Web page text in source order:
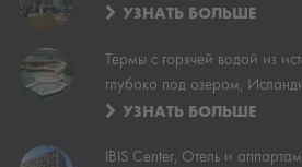
УЗНАТЬ БОЛЬШЕ
Термы с горячей водой из
глубоко под озером,
УЗНАТЬ БОЛЬШЕ
IBIS Сenter, Отель и